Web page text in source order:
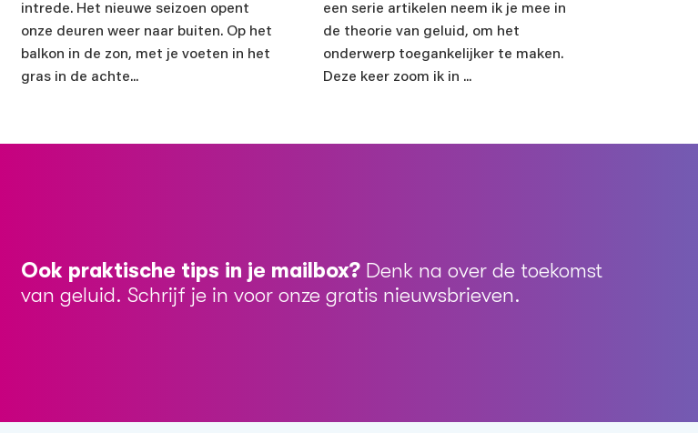
intrede. Het nieuwe seizoen opent
onze deuren weer naar buiten. Op het
balkon in de zon, met je voeten in het
gras in de achte...
een serie artikelen neem ik je mee in
de theorie van geluid, om het
onderwerp toegankelijker te maken.
Deze keer zoom ik in ...
Ik ga akkoord met deprivacyverklaring
Ook praktische tips in je mailbox? Denk na over de toekomst
van geluid. Schrijf je in voor onze gratis nieuwsbrieven.